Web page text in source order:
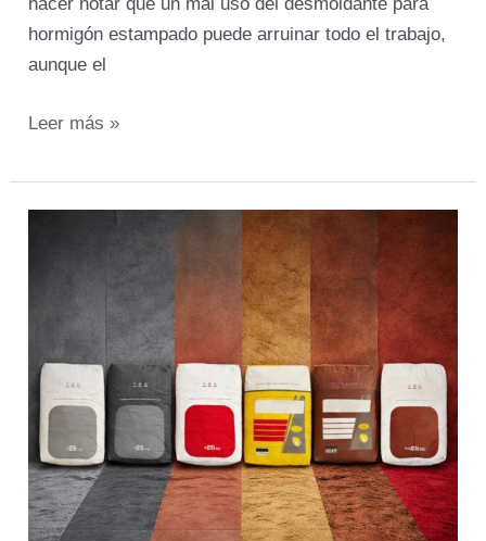
hormigón estampado puede arruinar todo el trabajo,
aunque el
Leer más »
Endurecedor
Estampado:
Guía
Práctica